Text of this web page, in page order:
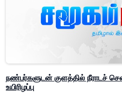
நண்பர்களுடன் குளத்தில் நீராடச்
உயிரிழப்பு